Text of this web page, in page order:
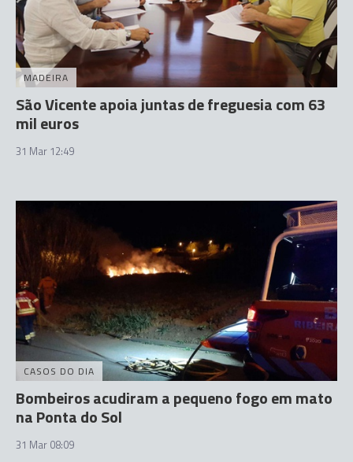
MADEIRA
São Vicente apoia juntas de freguesia com 63
mil euros
31 Mar 12:49
CASOS DO DIA
Bombeiros acudiram a pequeno fogo em mato
na Ponta do Sol
31 Mar 08:09